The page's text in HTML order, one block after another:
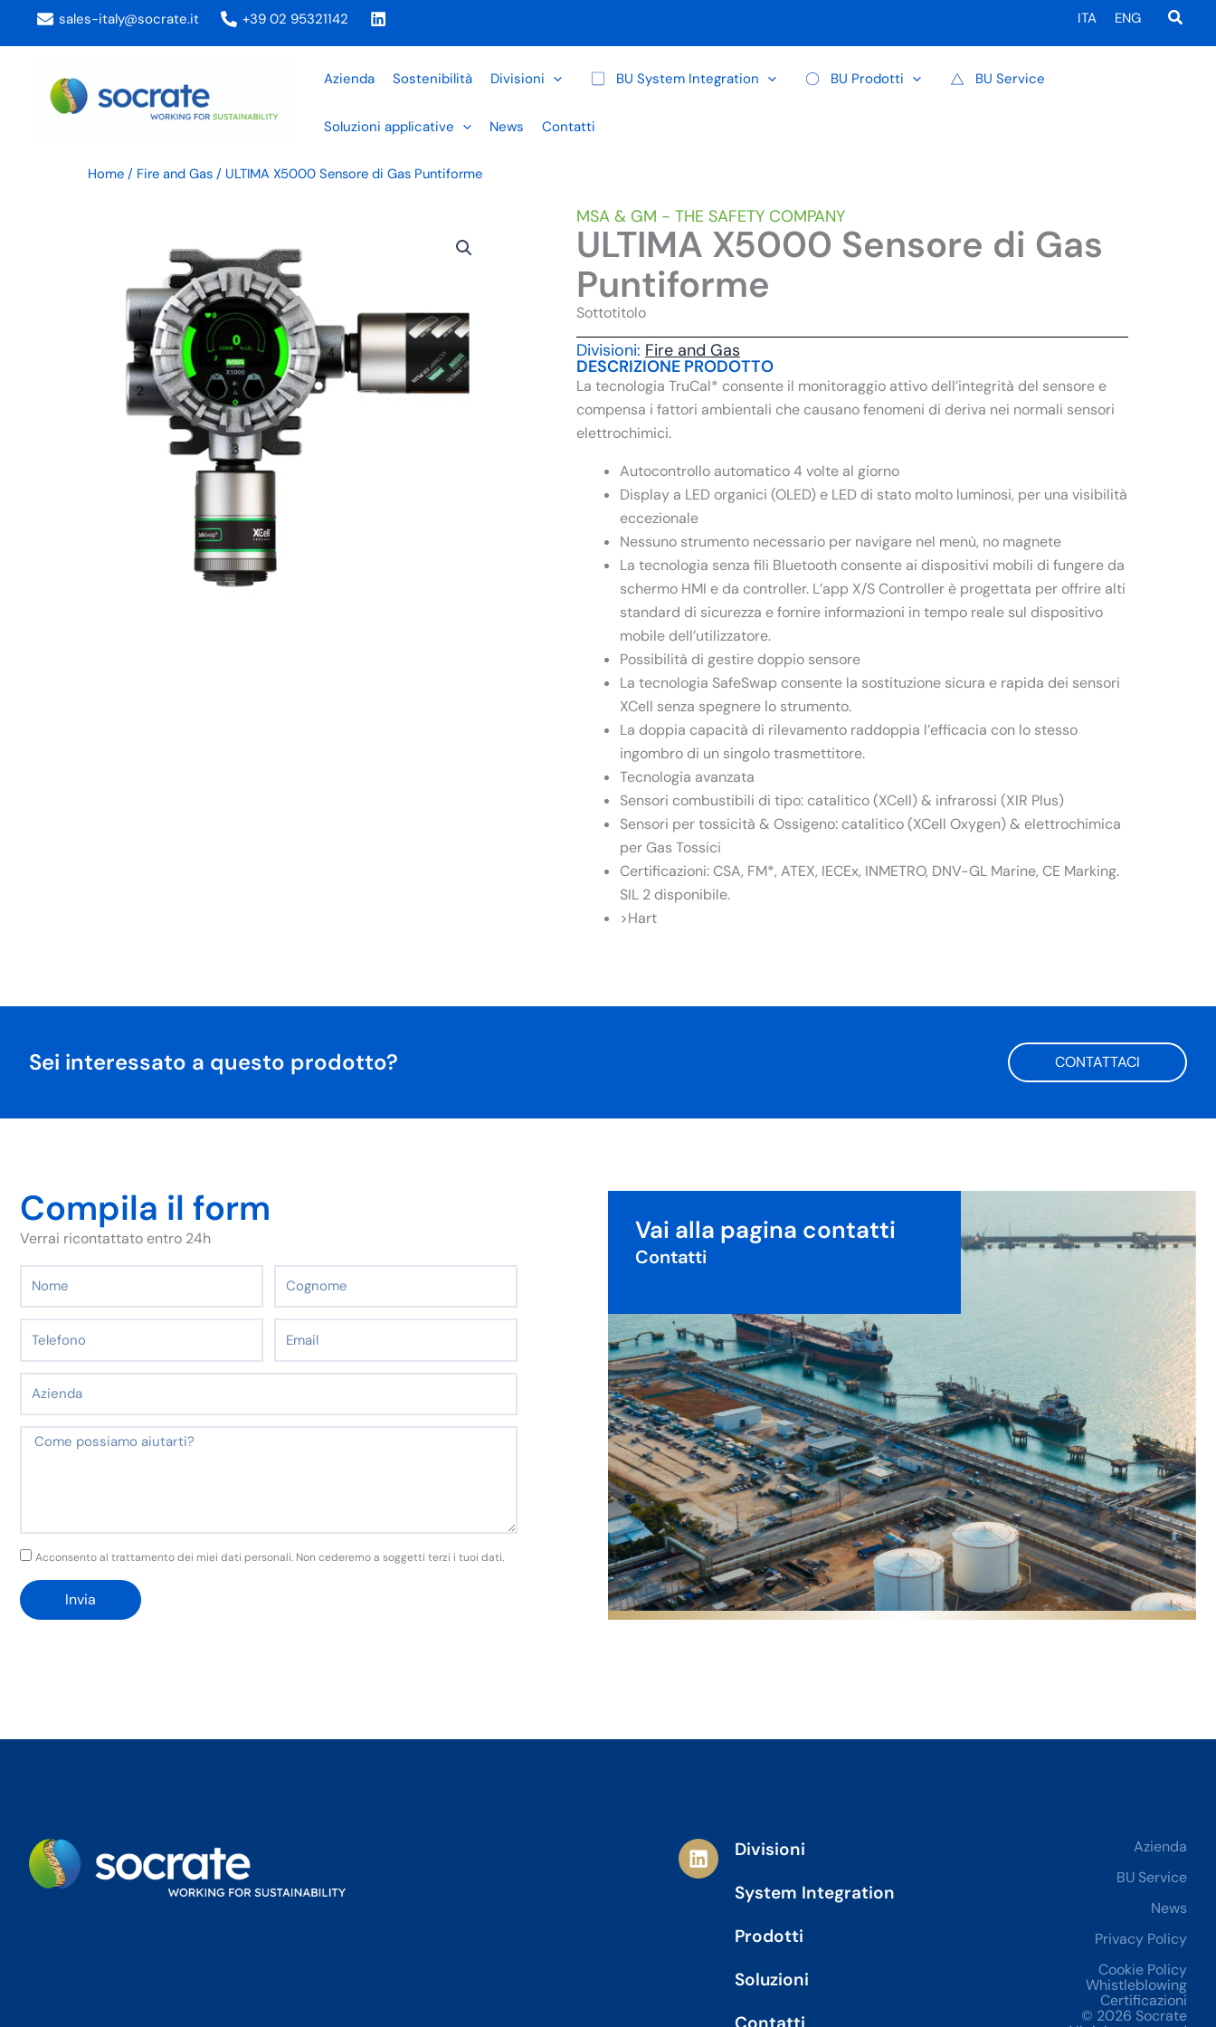
sales-italy@socrate.it +39 02 95321142 ITA ENG Cerca
Azienda Sostenibilità Divisioni BU System Integration BU Prodotti BU Service
Soluzioni applicative News Contatti
Home / Fire and Gas / ULTIMA X5000 Sensore di Gas Puntiforme
MSA & GM - THE SAFETY COMPANY
ULTIMA X5000 Sensore di Gas
Puntiforme
Sottotitolo
Divisioni: Fire and Gas
DESCRIZIONE PRODOTTO
La tecnologia TruCal* consente il monitoraggio attivo dell’integrità del sensore e
compensa i fattori ambientali che causano fenomeni di deriva nei normali sensori
elettrochimici.
Autocontrollo automatico 4 volte al giorno
Display a LED organici (OLED) e LED di stato molto luminosi, per una visibilità
eccezionale
Nessuno strumento necessario per navigare nel menù, no magnete
La tecnologia senza fili Bluetooth consente ai dispositivi mobili di fungere da
schermo HMI e da controller. L’app X/S Controller è progettata per offrire alti
standard di sicurezza e fornire informazioni in tempo reale sul dispositivo
mobile dell’utilizzatore.
Possibilità di gestire doppio sensore
La tecnologia SafeSwap consente la sostituzione sicura e rapida dei sensori
XCell senza spegnere lo strumento.
La doppia capacità di rilevamento raddoppia l’efficacia con lo stesso
ingombro di un singolo trasmettitore.
Tecnologia avanzata
Sensori combustibili di tipo: catalitico (XCell) & infrarossi (XIR Plus)
Sensori per tossicità & Ossigeno: catalitico (XCell Oxygen) & elettrochimica
per Gas Tossici
Certificazioni: CSA, FM*, ATEX, IECEx, INMETRO, DNV-GL Marine, CE Marking.
SIL 2 disponibile.
>Hart
Sei interessato a questo prodotto? CONTATTACI
Compila il form
Verrai ricontattato entro 24h
Messaggio
GDPR
Acconsento al trattamento dei miei dati personali. Non cederemo a soggetti terzi i tuoi dati.
Invia
Vai alla pagina contatti
Contatti
L
i
n
Divisioni
System Integration
Prodotti
Soluzioni
Azienda
BU Service
News
Privacy Policy
Cookie Policy
Whistleblowing
Certificazioni
© 2026 Socrate